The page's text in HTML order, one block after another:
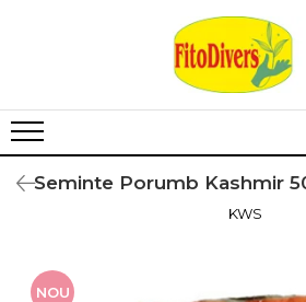
Seminte Porumb Kashmir
KWS
NOU